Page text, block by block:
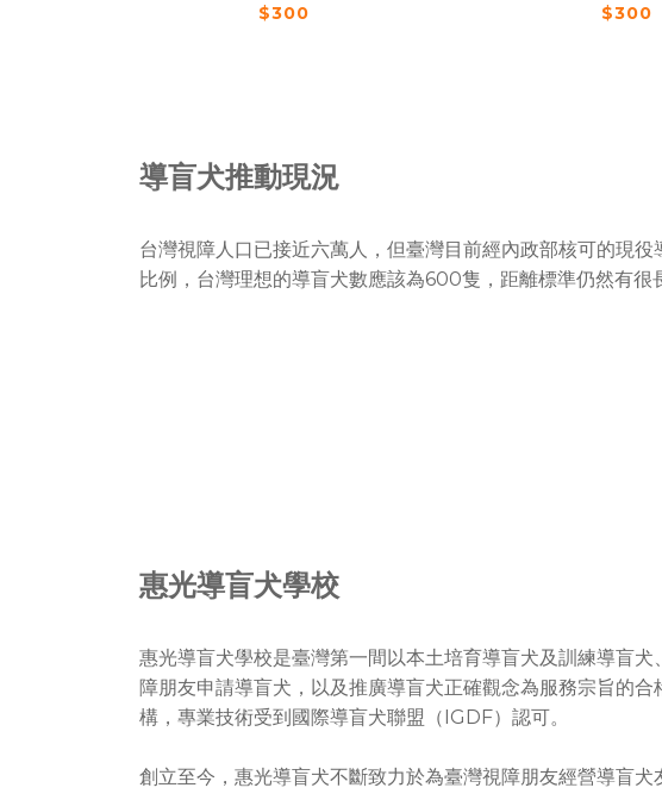
$300 $300
導盲犬推動現況
台灣視障人口已接近六萬人，但臺灣目前經內政部核可的現
比例，台灣理想的導盲犬數應該為600隻，距離標準仍然有很
惠光導盲犬學校
惠光導盲犬學校是臺灣第一間以本土培育導盲犬及訓練導盲犬
障朋友申請導盲犬，以及推廣導盲犬正確觀念為服務宗旨的合
構，專業技術受到國際導盲犬聯盟（IGDF）認可。
創立至今，惠光導盲犬不斷致力於為臺灣視障朋友經營導盲犬